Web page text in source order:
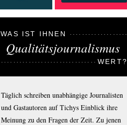
WAS IST IHNEN
Qualitätsjournalismus
WERT?
Täglich schreiben unabhängige Journalisten
und Gastautoren auf Tichys Einblick ihre
Meinung zu den Fragen der Zeit. Zu jenen